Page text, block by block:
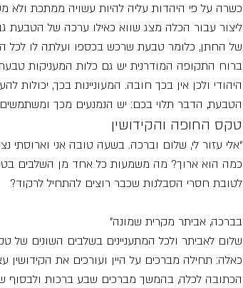
כשרה על פי היהדות עליה להיות עשויה ממתכת ולא
ליצור עבור הכלה מצג שווא כאילו ערכה של הטבעת
של החתן, כלומר טבעת שרכש בכספו ועלתה לו לכל
ברוח התקופה המודרנית יש גם כלות המעניקות
היהודי ולכן אין בכך חובה. המעוניינות בכך,
הטבעת, הדבר תלוי בכם: יש הנמנעים מכך
טקס החופה והקידושין
“אלי עזור לי, שלום וברכה. בשעה טובה אני וארוסתי
כמה הוא ארוך? מה משמעות כל אחד מן השלבים
לטובת חסרי הסבלנות שכבר רוצים להתחיל לרקוד?
בברכה, אביתר מקרית שמונה”
שלום לאביתר ולכל המתעניינים בשלבים השונים של
כאלה: תחילה מברכים על היין ועורכים את
הכתובה לכלה, בהמשך מברכים שבע ברכות ולבסוף